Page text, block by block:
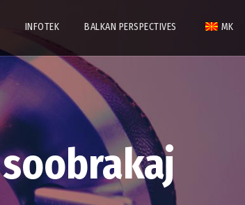
INFOTEK BALKAN PERSPECTIVES MK
soobrakaj